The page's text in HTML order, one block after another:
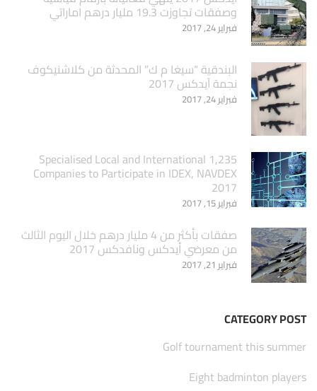
وصفقات تجاوزت 19.3 مليار درهم اماراتي
فبراير 24, 2017
البندقية “سيغا م ك” المحدثة من كلاشنيكوف
نجمة آيدكس 2017
فبراير 24, 2017
1,235 Specialised Local and International
Companies to Participate in IDEX, NAVDEX
2017
فبراير 15, 2017
صفقات بأكثر من 4 مليار درهم خلال اليوم الثالث
من معرضي أيدكس ونافدكس 2017
فبراير 21, 2017
CATEGORY POST
Golf tournament this summer
Eight badminton players